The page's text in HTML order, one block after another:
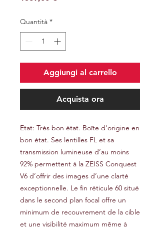
Quantità *
Aggiungi al carrello
Acquista ora
Etat: Très bon état. Boîte d'origine en
bon état. Ses lentilles FL et sa
transmission lumineuse d’au moins
92% permettent à la ZEISS Conquest
V6 d’offrir des images d’une clarté
exceptionnelle. Le fin réticule 60 situé
dans le second plan focal offre un
minimum de recouvrement de la cible
et une visibilité maximum même à